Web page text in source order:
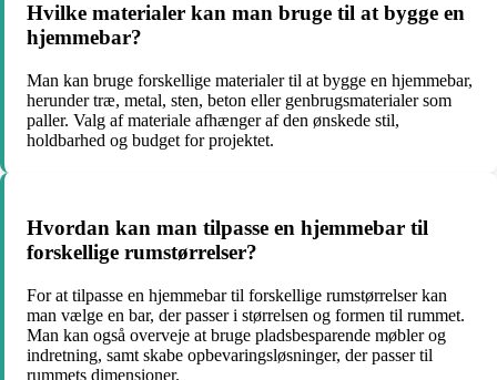
Hvilke materialer kan man bruge til at bygge en
hjemmebar?
Man kan bruge forskellige materialer til at bygge en hjemmebar,
herunder træ, metal, sten, beton eller genbrugsmaterialer som
paller. Valg af materiale afhænger af den ønskede stil,
holdbarhed og budget for projektet.
Hvordan kan man tilpasse en hjemmebar til
forskellige rumstørrelser?
For at tilpasse en hjemmebar til forskellige rumstørrelser kan
man vælge en bar, der passer i størrelsen og formen til rummet.
Man kan også overveje at bruge pladsbesparende møbler og
indretning, samt skabe opbevaringsløsninger, der passer til
rummets dimensioner.